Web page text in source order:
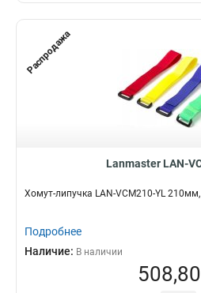
Распродажа
Lanmaster LAN-
Хомут-липучка LAN-VCM210-YL
Подробнее
Наличие: В наличии